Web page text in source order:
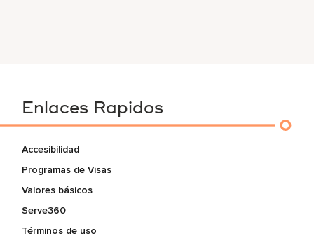
Enlaces Rapidos
Accesibilidad
Programas de Visas
Valores básicos
Serve360
Términos de uso